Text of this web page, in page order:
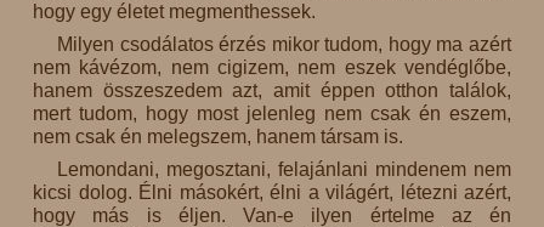
hogy egy életet megmenthessek.
Milyen csodálatos érzés mikor tudom, hogy ma azért
nem kávézom, nem cigizem, nem eszek vendéglőbe,
hanem összeszedem azt, amit éppen otthon találok,
mert tudom, hogy most jelenleg nem csak én eszem,
nem csak én melegszem, hanem társam is.
Lemondani, megosztani, felajánlani mindenem nem
kicsi dolog. Élni másokért, élni a világért, létezni azért,
hogy más is éljen. Van-e ilyen értelme az én